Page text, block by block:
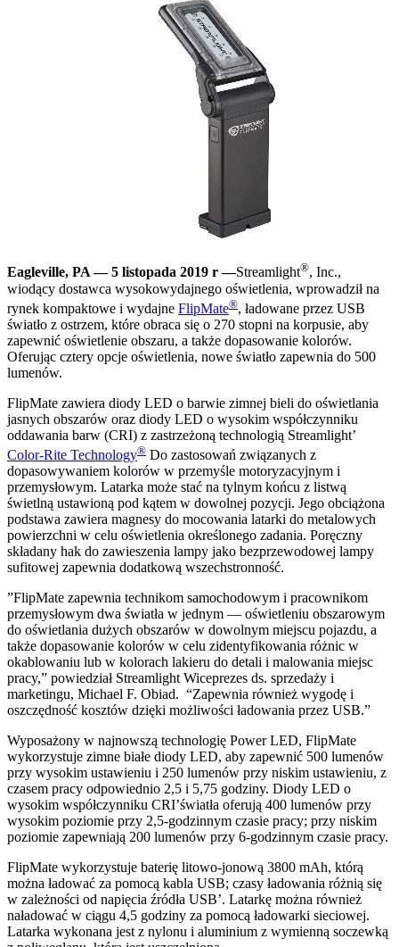
Eagleville, PA — 5 listopada 2019 r —Streamlight®, Inc.,
wiodący dostawca wysokowydajnego oświetlenia, wprowadził na
rynek kompaktowe i wydajne FlipMate®, ładowane przez USB
światło z ostrzem, które obraca się o 270 stopni na korpusie, aby
zapewnić oświetlenie obszaru, a także dopasowanie kolorów.
Oferując cztery opcje oświetlenia, nowe światło zapewnia do 500
lumenów.
FlipMate zawiera diody LED o barwie zimnej bieli do oświetlania
jasnych obszarów oraz diody LED o wysokim współczynniku
oddawania barw (CRI) z zastrzeżoną technologią Streamlight’
Color-Rite Technology® Do zastosowań związanych z
dopasowywaniem kolorów w przemyśle motoryzacyjnym i
przemysłowym. Latarka może stać na tylnym końcu z listwą
świetlną ustawioną pod kątem w dowolnej pozycji. Jego obciążona
podstawa zawiera magnesy do mocowania latarki do metalowych
powierzchni w celu oświetlenia określonego zadania. Poręczny
składany hak do zawieszenia lampy jako bezprzewodowej lampy
sufitowej zapewnia dodatkową wszechstronność.
”FlipMate zapewnia technikom samochodowym i pracownikom
przemysłowym dwa światła w jednym — oświetleniu obszarowym
do oświetlania dużych obszarów w dowolnym miejscu pojazdu, a
także dopasowanie kolorów w celu zidentyfikowania różnic w
okablowaniu lub w kolorach lakieru do detali i malowania miejsc
pracy,” powiedział Streamlight Wiceprezes ds. sprzedaży i
marketingu, Michael F. Obiad. “Zapewnia również wygodę i
oszczędność kosztów dzięki możliwości ładowania przez USB.”
Wyposażony w najnowszą technologię Power LED, FlipMate
wykorzystuje zimne białe diody LED, aby zapewnić 500 lumenów
przy wysokim ustawieniu i 250 lumenów przy niskim ustawieniu, z
czasem pracy odpowiednio 2,5 i 5,75 godziny. Diody LED o
wysokim współczynniku CRI’światła oferują 400 lumenów przy
wysokim poziomie przy 2,5-godzinnym czasie pracy; przy niskim
poziomie zapewniają 200 lumenów przy 6-godzinnym czasie pracy.
FlipMate wykorzystuje baterię litowo-jonową 3800 mAh, którą
można ładować za pomocą kabla USB; czasy ładowania różnią się
w zależności od napięcia źródła USB’. Latarkę można również
naładować w ciągu 4,5 godziny za pomocą ładowarki sieciowej.
Latarka wykonana jest z nylonu i aluminium z wymienną soczewką